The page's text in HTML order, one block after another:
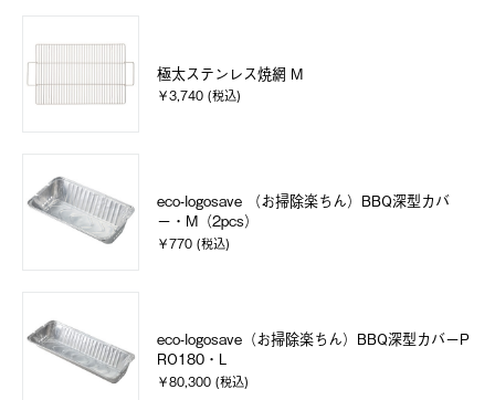
極太ステンレス焼網 M
￥3,740 (税込)
eco-logosave （お掃除楽ちん）BBQ深型カバ
ー・M（2pcs）
￥770 (税込)
eco-logosave（お掃除楽ちん）BBQ深型カバーP
RO180・L
￥80,300 (税込)